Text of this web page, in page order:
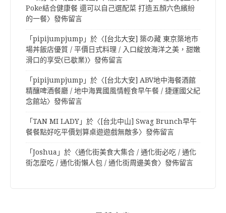
Poke結合健康餐 還可以自己選配菜 打造五顏六色繽紛
的一餐〉發佈留言
「pipijumpjump 」於〈 [台北大安] 築の藏 東京築地市
場丼飯店優質 / 平價日式料理 / 入口綻放海洋之美，甜嫩
滑口的享受(已歇業)〉發佈留言
「pipijumpjump 」於〈 [台北大安] ABV地中海餐酒館
精釀啤酒餐廳 / 地中海異國風情輕食早午餐 / 捷運國父紀
念館站〉發佈留言
「TAN MI LADY」於〈 [台北中山] Swag Brunch早午
餐餐點好吃平價划算桌遊遊戲無敵多〉發佈留言
「Joshua 」於〈通化街美食大集合 / 通化街必吃 / 通化
街怎麼吃 / 通化街懶人包 / 通化街周邊美食〉發佈留言